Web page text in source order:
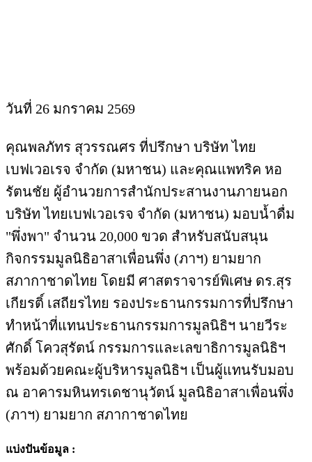
วันที่ 26 มกราคม 2569
คุณพลภัทร สุวรรณศร ที่ปรึกษา บริษัท ไทย
เบฟเวอเรจ จำกัด (มหาชน) และคุณแพทริค หอ
รัตนชัย ผู้อำนวยการสำนักประสานงานภายนอก
บริษัท ไทยเบฟเวอเรจ จำกัด (มหาชน) มอบน้ำดื่ม
"พึ่งพา" จำนวน 20,000 ขวด สำหรับสนับสนุน
กิจกรรมมูลนิธิอาสาเพื่อนพึ่ง (ภาฯ) ยามยาก
สภากาชาดไทย โดยมี ศาสตราจารย์พิเศษ ดร.สุร
เกียรติ์ เสถียรไทย รองประธานกรรมการที่ปรึกษา
ทำหน้าที่แทนประธานกรรมการมูลนิธิฯ นายวีระ
ศักดิ์ โควสุรัตน์ กรรมการและเลขาธิการมูลนิธิฯ
พร้อมด้วยคณะผู้บริหารมูลนิธิฯ เป็นผู้แทนรับมอบ
ณ อาคารมหินทรเดชานุวัตน์ มูลนิธิอาสาเพื่อนพึ่ง
(ภาฯ) ยามยาก สภากาชาดไทย
แบ่งปันข้อมูล :